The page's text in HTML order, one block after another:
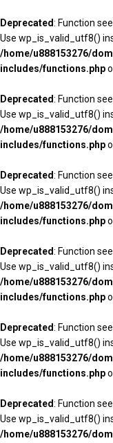
Deprecated: Function
Use wp_is_valid_utf8()
/home/u888153276/
includes/functions.php
Deprecated: Function
Use wp_is_valid_utf8()
/home/u888153276/
includes/functions.php
Deprecated: Function
Use wp_is_valid_utf8()
/home/u888153276/
includes/functions.php
Deprecated: Function
Use wp_is_valid_utf8()
/home/u888153276/
includes/functions.php
Deprecated: Function
Use wp_is_valid_utf8()
/home/u888153276/
includes/functions.php
Deprecated: Function
Use wp_is_valid_utf8()
/home/u888153276/